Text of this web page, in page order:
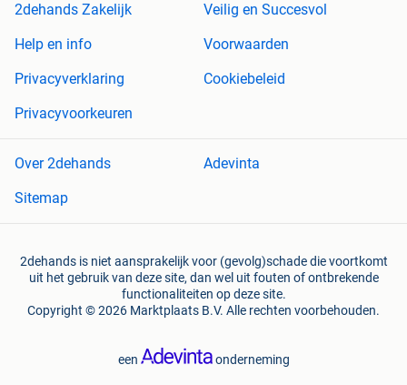
2dehands Zakelijk
Veilig en Succesvol
Help en info
Voorwaarden
Privacyverklaring
Cookiebeleid
Privacyvoorkeuren
Over 2dehands
Adevinta
Sitemap
2dehands is niet aansprakelijk voor (gevolg)schade die voortkomt
uit het gebruik van deze site, dan wel uit fouten of ontbrekende
functionaliteiten op deze site.
Copyright © 2026 Marktplaats B.V. Alle rechten voorbehouden.
een onderneming